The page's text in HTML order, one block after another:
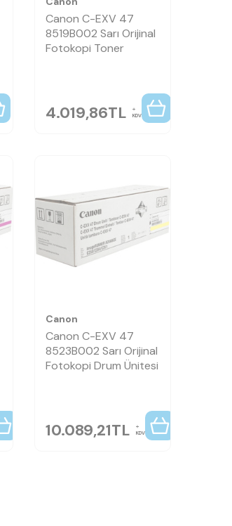
Canon C-EXV 47
8519B002 Sarı Orijinal
Fotokopi Toner
4.019,86TL KDV
Canon
Canon C-EXV 47
8523B002 Sarı Orijinal
Fotokopi Drum Ünitesi
10.089,21TL KDV